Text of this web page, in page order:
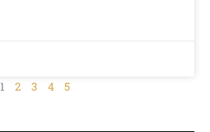
1 2 3 4 5